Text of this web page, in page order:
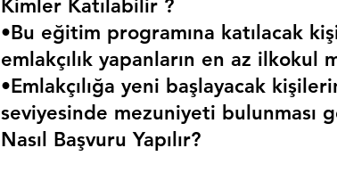
Kimler Katılabilir ?
•Bu eğitim programına katılacak
emlakçılık yapanların en az ilkokul
•Emlakçılığa yeni başlayacak
seviyesinde mezuniyeti bulunması
Nasıl Başvuru Yapılır?